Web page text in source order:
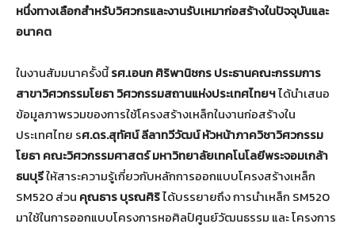
หนึ่งทางเลือกสำหรับวิศวกรและงานรับเหมาก่อสร้างในปัจจุบันและ
อนาคต
ในงานสัมมนาครั้งนี้รศ.เอนก ศิริพานิชกร ประธานคณะกรรมการ
สาขาวิศวกรรมโยธา วิศวกรรมสถานแห่งประเทศไทยฯได้นำเสนอ
ข้อมูลภาพรวมของการใช้โครงสร้างเหล็กในงานก่อสร้างใน
ประเทศไทย รศ.ดร.สุทัศน์ ลีลาทวีวัฒน์ หัวหน้าภาควิชาวิศวกรรม
โยธา คณะวิศวกรรมศาสตร์ มหาวิทยาลัยเทคโนโลยีพระจอมเกล้า
ธนบุรีให้สาระความรู้เกี่ยวกับหลักการออกแบบโครงสร้างเหล็ก
SM520 ส่วน คุณธาร บุรณศิริได้บรรยายถึง การนำเหล็ก SM520
มาใช้ในการออกแบบโครงการหอศิลป์ศูนย์วัฒนธรรม และ โครงการ